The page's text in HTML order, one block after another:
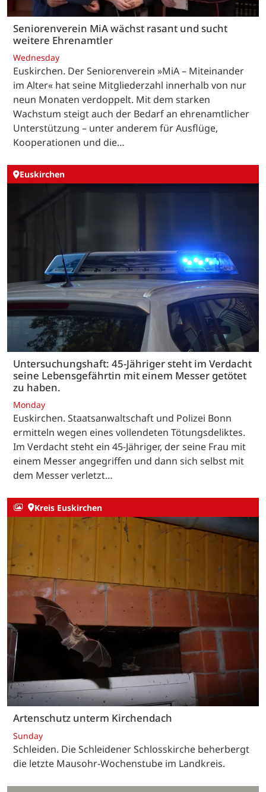
Seniorenverein MiA wächst rasant und sucht
weitere Ehrenamtler
Wednesday
Euskirchen. Der Seniorenverein »MiA – Miteinander
im Alter« hat seine Mitgliederzahl innerhalb von nur
neun Monaten verdoppelt. Mit dem starken
Wachstum steigt auch der Bedarf an ehrenamtlicher
Unterstützung – unter anderem für Ausflüge,
Kooperationen und die…
Euskirchen
Untersuchungshaft: 45-Jähriger steht im Verdacht
seine Lebensgefährtin mit einem Messer getötet
zu haben.
Monday
Euskirchen. Staatsanwaltschaft und Polizei Bonn
ermitteln wegen eines vollendeten Tötungsdeliktes.
Im Verdacht steht ein 45-Jähriger, der seine Frau mit
einem Messer angegriffen und dann sich selbst mit
dem Messer verletzt…
Kreis Euskirchen
Artenschutz unterm Kirchendach
Sunday
Schleiden. Die Schleidener Schlosskirche beherbergt
die letzte Mausohr-Wochenstube im Landkreis.